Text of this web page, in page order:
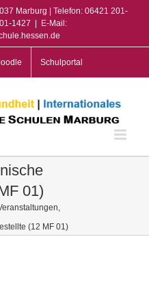
Marburg | Telefon: 06421 201-
1427
E-Mail:
Schulportal
01)
,
(12 MF 01)